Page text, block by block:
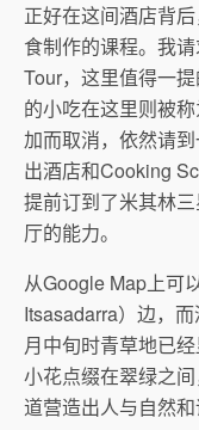
正好在这间酒店背
食制作的课程。我
Tour，这里值得一
的小吃在这里则被
加而取消，依然请
出酒店和Cooking
提前订到了米其林
厅的能力。
从Google Map上可
Itsasadarra）边，
月中旬时青草地已
小花点缀在翠绿之
道营造出人与自然和